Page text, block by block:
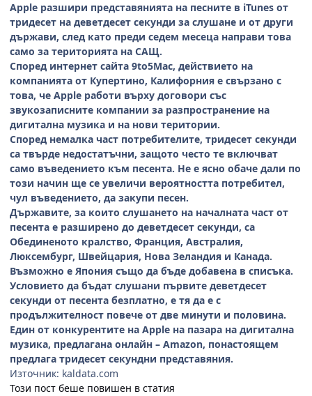
Apple разшири представянията на песните в iTunes от
тридесет на деветдесет секунди за слушане и от други
държави, след като преди седем месеца направи това
само за територията на САЩ.
Според интернет сайта 9to5Mac, действието на
компанията от Купертино, Калифорния е свързано с
това, че Apple работи върху договори със
звукозаписните компании за разпространение на
дигитална музика и на нови територии.
Според немалка част потребителите, тридесет секунди
са твърде недостатъчни, защото често те включват
само въведението към песента. Не е ясно обаче дали по
този начин ще се увеличи вероятността потребител,
чул въведението, да закупи песен.
Държавите, за които слушането на началната част от
песента е разширено до деветдесет секунди, са
Обединеното кралство, Франция, Австралия,
Люксембург, Швейцария, Нова Зеландия и Канада.
Възможно е Япония също да бъде добавена в списъка.
Условието да бъдат слушани първите деветдесет
секунди от песента безплатно, е тя да е с
продължителност повече от две минути и половина.
Един от конкурентите на Apple на пазара на дигитална
музика, предлагана онлайн – Amazon, понастоящем
предлага тридесет секундни представяния.
Източник: kaldata.com
Този пост беше повишен в статия